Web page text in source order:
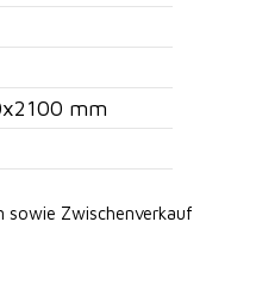
mm
sowie Zwischenverkauf